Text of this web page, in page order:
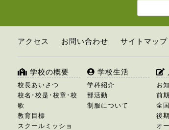
アクセス お問い合わせ サイトマップ
学校の概要
校長あいさつ
校名･校是･校章･校
歌
教育目標
スクールミッショ
学校生活
学科紹介
部活動
制服について
お
前
全
後
オ